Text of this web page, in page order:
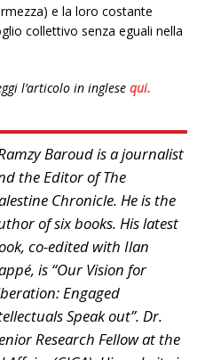
e la loro costante
collettivo senza eguali nella
l’articolo in inglese qui.
Baroud is a journalist
the Editor of The
Chronicle. He is the
of six books. His latest
co-edited with Ilan
is “Our Vision for
Engaged
Speak out”. Dr.
Research Fellow at the